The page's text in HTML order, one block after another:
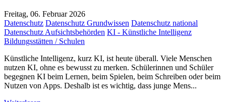
Freitag, 06. Februar 2026
Datenschutz Datenschutz Grundwissen Datenschutz national
Datenschutz Aufsichtsbehörden KI - Künstliche Intelligenz
Bildungsstätten / Schulen
Künstliche Intelligenz, kurz KI, ist heute überall. Viele Menschen
nutzen KI, ohne es bewusst zu merken. Schülerinnen und Schüler
begegnen KI beim Lernen, beim Spielen, beim Schreiben oder beim
Nutzen von Apps. Deshalb ist es wichtig, dass junge Mens...